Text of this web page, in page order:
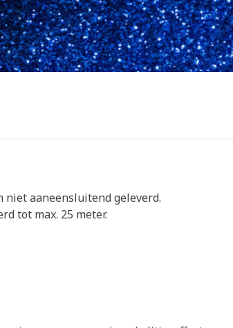
niet aaneensluitend geleverd.
tot max. 25 meter.